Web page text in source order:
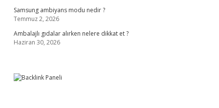
Samsung ambiyans modu nedir ?
Temmuz 2, 2026
Ambalajlı gıdalar alırken nelere dikkat et ?
Haziran 30, 2026